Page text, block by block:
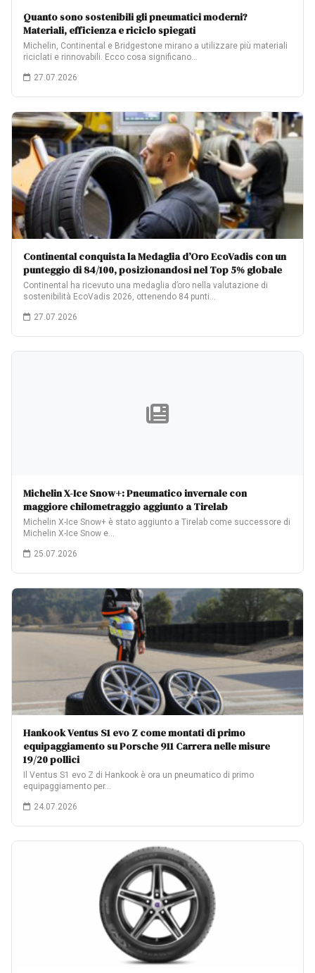
Quanto sono sostenibili gli pneumatici moderni?
Materiali, efficienza e riciclo spiegati
Michelin, Continental e Bridgestone mirano a utilizzare più materiali
riciclati e rinnovabili. Ecco cosa significano…
27.07.2026
Continental conquista la Medaglia d’Oro EcoVadis con un
punteggio di 84/100, posizionandosi nel Top 5% globale
Continental ha ricevuto una medaglia d’oro nella valutazione di
sostenibilità EcoVadis 2026, ottenendo 84 punti…
27.07.2026
Michelin X-Ice Snow+: Pneumatico invernale con
maggiore chilometraggio aggiunto a Tirelab
Michelin X-Ice Snow+ è stato aggiunto a Tirelab come successore di
Michelin X-Ice Snow e…
25.07.2026
Hankook Ventus S1 evo Z come montati di primo
equipaggiamento su Porsche 911 Carrera nelle misure
19/20 pollici
Il Ventus S1 evo Z di Hankook è ora un pneumatico di primo
equipaggiamento per…
24.07.2026